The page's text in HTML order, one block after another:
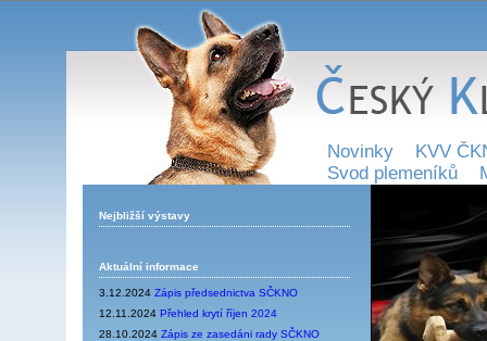
Novinky
KVV
Svod plemeníků
Nejbližší výstavy
Aktuální informace
3.12.2024 Zápis předsednictva SČKNO
12.11.2024 Přehled krytí říjen 2024
28.10.2024 Zápis ze zasedáni rady SČKNO